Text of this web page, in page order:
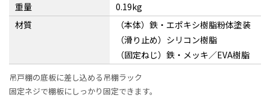
重量
0.19kg
材質
（本体）鉄・エポキシ樹脂粉体塗装
（滑り止め）シリコン樹脂
（固定ねじ）鉄・メッキ／EVA樹脂
吊戸棚の底板に差し込める吊棚ラック
固定ネジで棚板にしっかり固定できます。